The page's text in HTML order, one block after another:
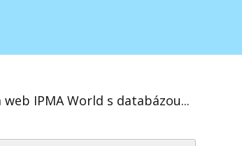
IPMA World s databázou...